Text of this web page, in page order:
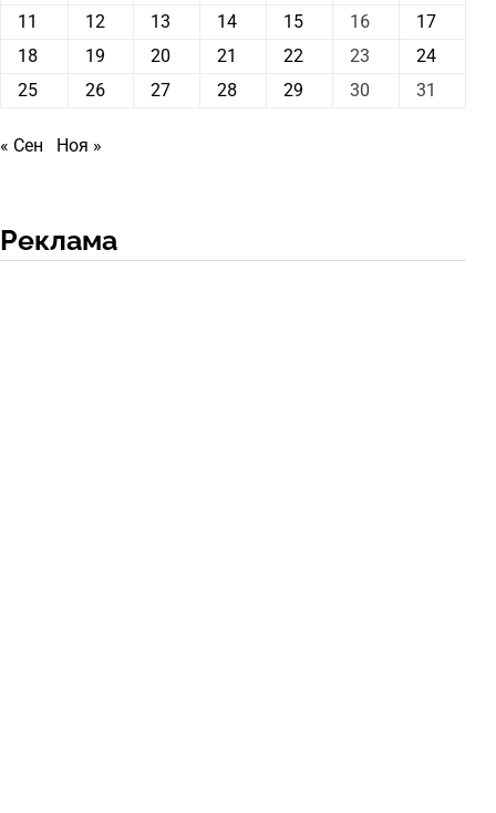
11
12 13 14 15 16
17
18
19 20 21 22 23
24
25
26 27 28 29 30 31
« Сен Ноя »
Реклама